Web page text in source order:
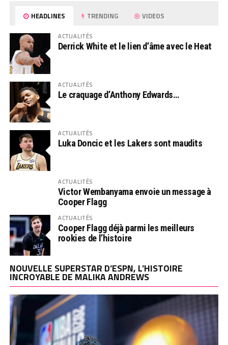
HEADLINES TRENDING VIDEOS
ACTUALITÉS
Derrick White et le lien d’âme avec le Heat
ACTUALITÉS
Le craquage d’Anthony Edwards…
ACTUALITÉS
Luka Doncic et les Lakers sont maudits
ACTUALITÉS
Victor Wembanyama envoie un message à
Cooper Flagg
ACTUALITÉS
Cooper Flagg déjà parmi les meilleurs
rookies de l’histoire
NOUVELLE SUPERSTAR D’ESPN, L’HISTOIRE
INCROYABLE DE MALIKA ANDREWS